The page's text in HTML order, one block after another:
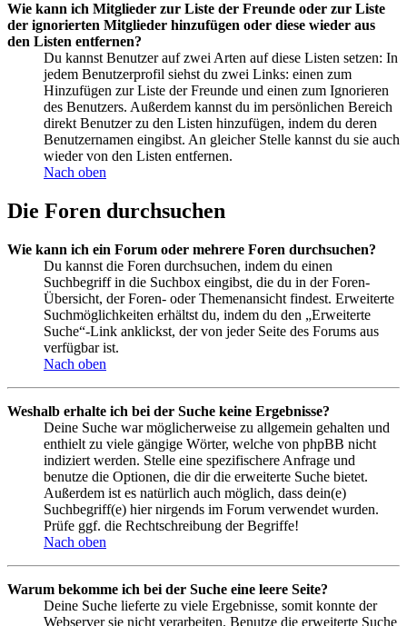
Wie kann ich Mitglieder zur Liste der Freunde oder zur Liste
der ignorierten Mitglieder hinzufügen oder diese wieder aus
den Listen entfernen?
Du kannst Benutzer auf zwei Arten auf diese Listen setzen: In
jedem Benutzerprofil siehst du zwei Links: einen zum
Hinzufügen zur Liste der Freunde und einen zum Ignorieren
des Benutzers. Außerdem kannst du im persönlichen Bereich
direkt Benutzer zu den Listen hinzufügen, indem du deren
Benutzernamen eingibst. An gleicher Stelle kannst du sie auch
wieder von den Listen entfernen.
Nach oben
Die Foren durchsuchen
Wie kann ich ein Forum oder mehrere Foren durchsuchen?
Du kannst die Foren durchsuchen, indem du einen
Suchbegriff in die Suchbox eingibst, die du in der Foren-
Übersicht, der Foren- oder Themenansicht findest. Erweiterte
Suchmöglichkeiten erhältst du, indem du den „Erweiterte
Suche“-Link anklickst, der von jeder Seite des Forums aus
verfügbar ist.
Nach oben
Weshalb erhalte ich bei der Suche keine Ergebnisse?
Deine Suche war möglicherweise zu allgemein gehalten und
enthielt zu viele gängige Wörter, welche von phpBB nicht
indiziert werden. Stelle eine spezifischere Anfrage und
benutze die Optionen, die dir die erweiterte Suche bietet.
Außerdem ist es natürlich auch möglich, dass dein(e)
Suchbegriff(e) hier nirgends im Forum verwendet wurden.
Prüfe ggf. die Rechtschreibung der Begriffe!
Nach oben
Warum bekomme ich bei der Suche eine leere Seite?
Deine Suche lieferte zu viele Ergebnisse, somit konnte der
Webserver sie nicht verarbeiten. Benutze die erweiterte Suche